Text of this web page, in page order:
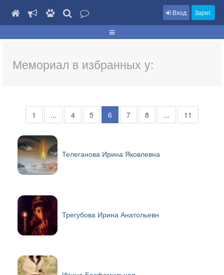
Вход Зарег.
Мемориал в избранных у:
1 ... 4 5 6 7 8 ... 11
Телеганова Ирина Яковлевна
Трегубова Ирина Анатольевн